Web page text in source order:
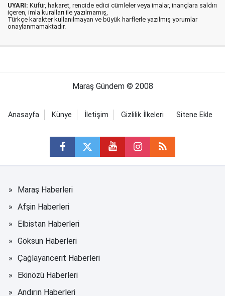
UYARI: Küfür, hakaret, rencide edici cümleler veya imalar, inançlara saldırı
içeren, imla kuralları ile yazılmamış,
Türkçe karakter kullanılmayan ve büyük harflerle yazılmış yorumlar
onaylanmamaktadır.
Maraş Gündem © 2008
Anasayfa Künye İletişim Gizlilik İlkeleri Sitene Ekle
Maraş Haberleri
Afşin Haberleri
Elbistan Haberleri
Göksun Haberleri
Çağlayancerit Haberleri
Ekinözü Haberleri
Andırın Haberleri